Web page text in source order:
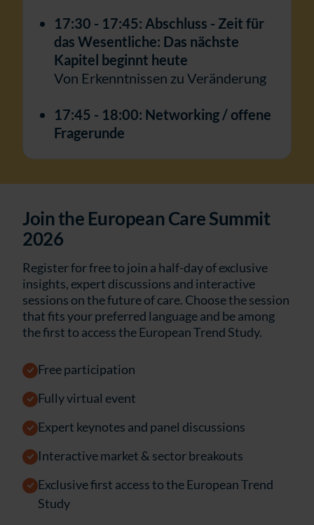
17:30 - 17:45: Abschluss - Zeit für
das Wesentliche: Das nächste
Kapitel beginnt heute
Von Erkenntnissen zu Veränderung
17:45 - 18:00: Networking / offene
Fragerunde
Join the European Care Summit
2026
Register for free to join a half-day of exclusive
insights, expert discussions and interactive
sessions on the future of care. Choose the session
that fits your preferred language and be among
the first to access the European Trend Study.
Free participation
Fully virtual event
Expert keynotes and panel discussions
Interactive market & sector breakouts
Exclusive first access to the European Trend
Study